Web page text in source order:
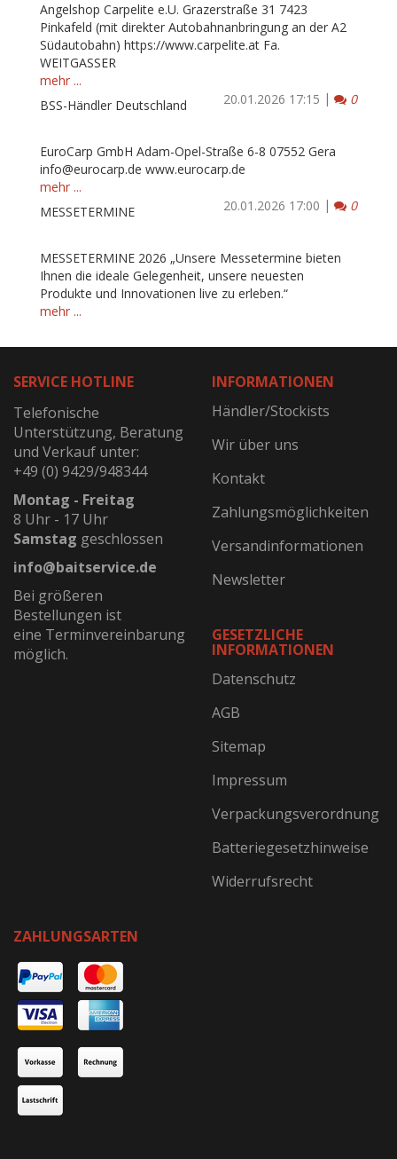
Angelshop Carpelite e.U. Grazerstraße 31 7423
Pinkafeld (mit direkter Autobahnanbringung an der A2
Südautobahn) https://www.carpelite.at Fa.
WEITGASSER
mehr ...
BSS-Händler Deutschland
20.01.2026 17:15 | 0
EuroCarp GmbH Adam-Opel-Straße 6-8 07552 Gera
info@eurocarp.de www.eurocarp.de
mehr ...
MESSETERMINE
20.01.2026 17:00 | 0
MESSETERMINE 2026 „Unsere Messetermine bieten
Ihnen die ideale Gelegenheit, unsere neuesten
Produkte und Innovationen live zu erleben.“
mehr ...
SERVICE HOTLINE
Telefonische
Unterstützung, Beratung
und Verkauf unter:
+49 (0) 9429/948344
Montag - Freitag
8 Uhr - 17 Uhr
Samstag geschlossen
info@baitservice.de
Bei größeren
Bestellungen ist
eine Terminvereinbarung
möglich.
INFORMATIONEN
Händler/Stockists
Wir über uns
Kontakt
Zahlungsmöglichkeiten
Versandinformationen
Newsletter
GESETZLICHE
INFORMATIONEN
Datenschutz
AGB
Sitemap
Impressum
Verpackungsverordnung
Batteriegesetzhinweise
Widerrufsrecht
ZAHLUNGSARTEN